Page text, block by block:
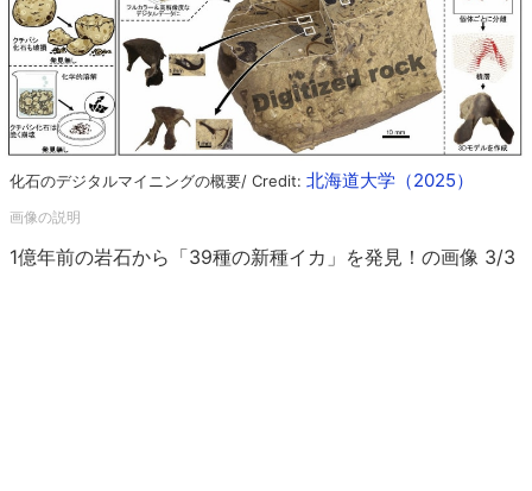
化石のデジタルマイニングの概要/ Credit: 北海道大学（2025）
1億年前の岩石から「39種の新種イカ」を発見！の画像 3/3